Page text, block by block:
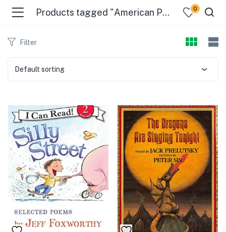
Products tagged "American Poetry" 0
Filter
Default sorting